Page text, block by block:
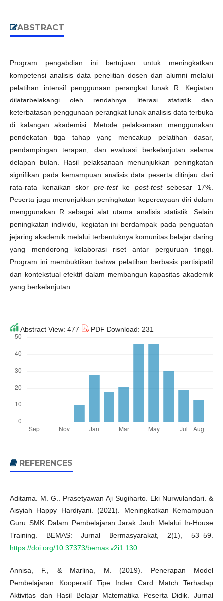
ABSTRACT
Program pengabdian ini bertujuan untuk meningkatkan
kompetensi analisis data penelitian dosen dan alumni melalui
pelatihan intensif penggunaan perangkat lunak R. Kegiatan
dilatarbelakangi oleh rendahnya literasi statistik dan
keterbatasan penggunaan perangkat lunak analisis data terbuka
di kalangan akademisi. Metode pelaksanaan menggunakan
pendekatan tiga tahap yang mencakup pelatihan dasar,
pendampingan terapan, dan evaluasi berkelanjutan selama
delapan bulan. Hasil pelaksanaan menunjukkan peningkatan
signifikan pada kemampuan analisis data peserta ditinjau dari
rata-rata kenaikan skor pre-testke post-testsebesar 17%.
Peserta juga menunjukkan peningkatan kepercayaan diri dalam
menggunakan R sebagai alat utama analisis statistik. Selain
peningkatan individu, kegiatan ini berdampak pada penguatan
jejaring akademik melalui terbentuknya komunitas belajar daring
yang mendorong kolaborasi riset antar perguruan tinggi.
Program ini membuktikan bahwa pelatihan berbasis partisipatif
dan kontekstual efektif dalam membangun kapasitas akademik
yang berkelanjutan.
Abstract View: 477 PDF Download: 231
REFERENCES
Aditama, M. G., Prasetyawan Aji Sugiharto, Eki Nurwulandari, &
Aisyiah Happy Hardiyani. (2021). Meningkatkan Kemampuan
Guru SMK Dalam Pembelajaran Jarak Jauh Melalui In-House
Training. BEMAS: Jurnal Bermasyarakat, 2(1), 53–59.
https://doi.org/10.37373/bemas.v2i1.130
Annisa, F., & Marlina, M. (2019). Penerapan Model
Pembelajaran Kooperatif Tipe Index Card Match Terhadap
Aktivitas dan Hasil Belajar Matematika Peserta Didik. Jurnal